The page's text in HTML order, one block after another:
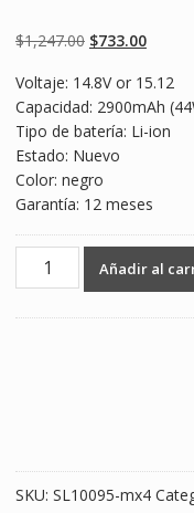
basado en
puntuaciones
$1,247.00 Original
was:
$1,247.00.
$733.00Current
is:
Voltaje: 14.8V or 15.12
Capacidad: 2900mAh
Tipo de batería: Li-ion
Estado: Nuevo
Color: negro
Garantía: 12 meses
Batería
N24JS-
42L2
Añadir al
SKU: SL10095-mx4